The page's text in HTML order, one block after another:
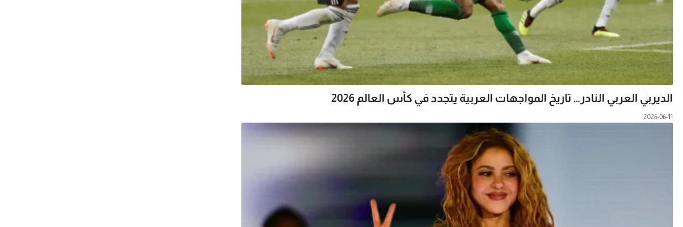
الديربي العربي النادر… تاريخ المواجهات العربية يتجدد في كأس العالم 2026
2026-06-11